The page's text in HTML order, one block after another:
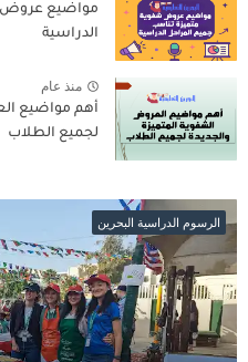
مواضيع عروض
الدراسية
منذ عام
أهم مواضيع
لجميع الطلاب
الرسوم الدراسية البحرين